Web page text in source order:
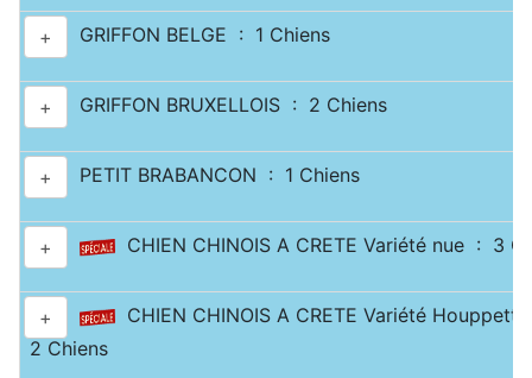
+ GRIFFON BELGE : 1 Chiens
+ GRIFFON BRUXELLOIS : 2 Chiens
+ PETIT BRABANCON : 1 Chiens
+ CHIEN CHINOIS A CRETE Variété nue : 3
+
CHIEN CHINOIS A CRETE Variété
2 Chiens